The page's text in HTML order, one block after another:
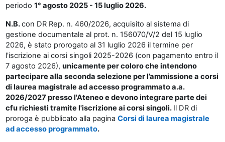
periodo 1° agosto 2025 - 15 luglio 2026.
N.B.con DR Rep. n. 460/2026, acquisito al sistema di
gestione documentale al prot. n. 156070/V/2 del 15 luglio
2026, è stato prorogato al 31 luglio 2026 il termine per
l'iscrizione ai corsi singoli 2025-2026 (con pagamento entro il
7 agosto 2026), unicamente per coloro che intendono
partecipare alla seconda selezione per l’ammissione a corsi
di laurea magistrale ad accesso programmato a.a.
2026/2027 presso l'Ateneo e devono integrare parte dei
cfu richiesti tramite l'iscrizione ai corsi singoli. Il DR di
proroga è pubblicato alla pagina Corsi di laurea magistrale
ad accesso programmato.